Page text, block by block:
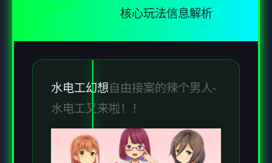
核心玩法信息解析
水电工幻想 自由接案的辣个男人-
水电工又来啦！！